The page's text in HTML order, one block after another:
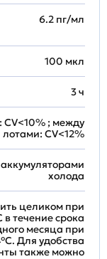
6.2 пг/мл
100 мкл
3 ч
CV<10% ; между
лотами: CV<12%
холода
целиком при
в течение срока
месяца при
Для удобства
также можно